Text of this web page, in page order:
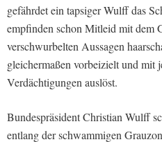
gefährdet ein tapsiger Wulff das
empfinden schon Mitleid mit dem
verschwurbelten Aussagen
gleichermaßen vorbeizielt und mit
Verdächtigungen auslöst.
Bundespräsident Christian Wulff
entlang der schwammigen